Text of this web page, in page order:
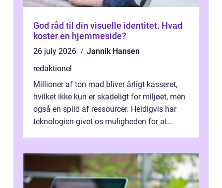
God råd til din visuelle identitet. Hvad
koster en hjemmeside?
26 july 2026
Jannik Hansen
redaktionel
Millioner af ton mad bliver årligt kasseret,
hvilket ikke kun er skadeligt for miljøet, men
også en spild af ressourcer. Heldigvis har
teknologien givet os muligheden for at